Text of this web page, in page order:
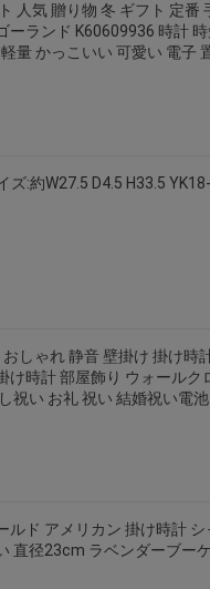
人気 贈り物 冬 ギフト 定番
ーランド K60609936 時計 時
量 かっこいい 可愛い 電子
ズ:約W27.5 D4.5 H33.5
しゃれ 静音 壁掛け 掛け時
け時計 部屋飾り ウォールク
祝い お礼 祝い 結婚祝い電池
ルド アメリカン 掛け時計
直径23cm ラベンダーブー